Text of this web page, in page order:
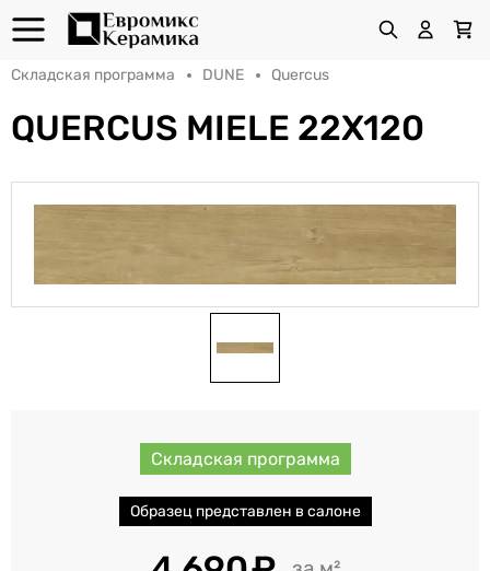
Складская программа DUNE Quercus
QUERCUS MIELE 22X120
Складская программа
Образец представлен в салоне